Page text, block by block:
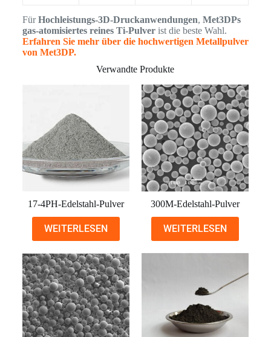
FürHochleistungs-3D-Druckanwendungen, Met3DPs
gas-atomisiertes reines Ti-Pulverist die beste Wahl.
Erfahren Sie mehr über die hochwertigen Metallpulver
von Met3DP.
Verwandte Produkte
17-4PH-Edelstahl-Pulver
WEITERLESEN
300M-Edelstahl-Pulver
WEITERLESEN